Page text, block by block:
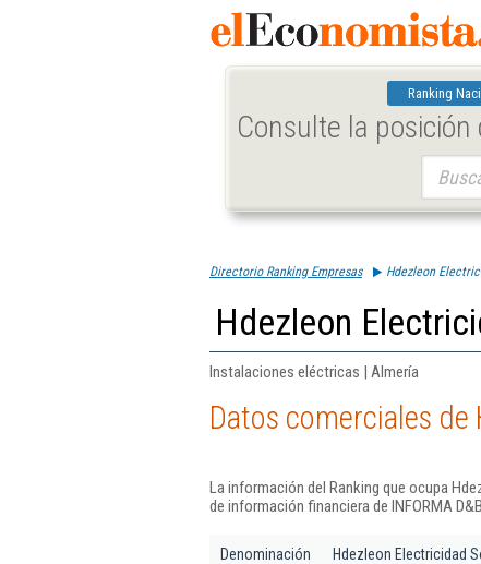
Ranking
Consulte la
Directorio Ranking Empresas Hdezleon
Hdezleon
Instalaciones eléctricas | Almería
Datos comerciales
La información del Ranking que ocupa
de información financiera de INFORMA D&B
Denominación Hdezleon Electricidad